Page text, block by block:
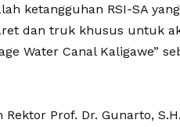
ketangguhan RSI-SA
dan truk khusus untuk
Water Canal Kaligawe”
Prof. Dr. Gunarto,